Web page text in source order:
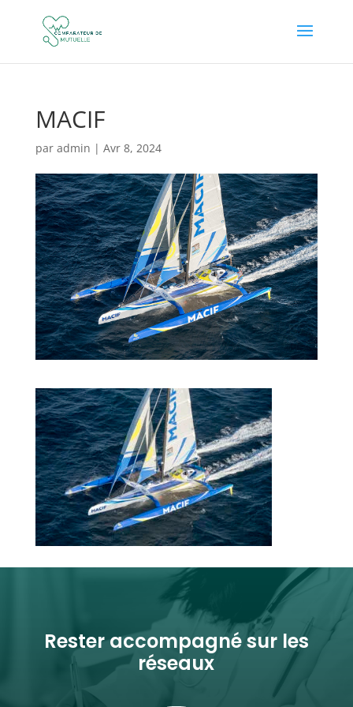
MACIF
par admin | Avr 8, 2024
Rester accompagné sur les
réseaux